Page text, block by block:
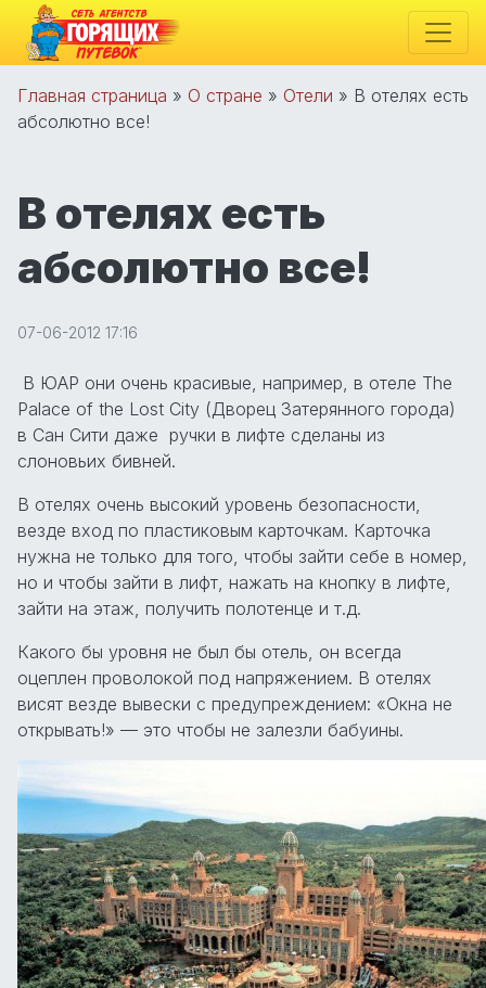
Главная страница » О стране » Отели » В отелях есть
абсолютно все!
В отелях есть
абсолютно все!
07-06-2012 17:16
В ЮАР они очень красивые, например, в отеле The
Palace of the Lost City (Дворец Затерянного города)
в Сан Сити даже ручки в лифте сделаны из
слоновьих бивней.
В отелях очень высокий уровень безопасности,
везде вход по пластиковым карточкам. Карточка
нужна не только для того, чтобы зайти себе в номер,
но и чтобы зайти в лифт, нажать на кнопку в лифте,
зайти на этаж, получить полотенце и т.д.
Какого бы уровня не был бы отель, он всегда
оцеплен проволокой под напряжением. В отелях
висят везде вывески с предупреждением: «Окна не
открывать!» — это чтобы не залезли бабуины.